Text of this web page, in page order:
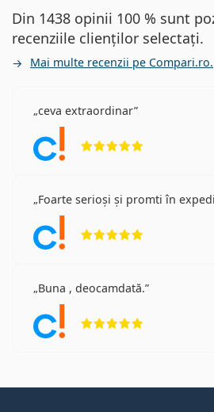
Din 1438 opinii 100 % sunt
recenziile clienților selectați.
Mai multe recenzii pe Compari.ro.
ceva extraordinar
Foarte serioși și promti în
Buna , deocamdată.